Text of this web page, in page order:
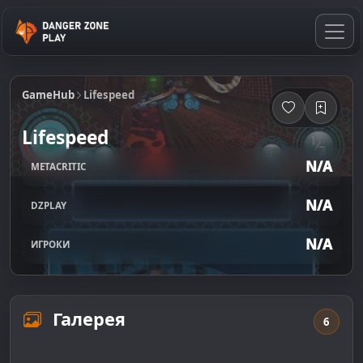
GameHub Lifespeed
Lifespeed
METACRITIC N/A
DZPLAY N/A
ИГРОКИ N/A
Галерея 6